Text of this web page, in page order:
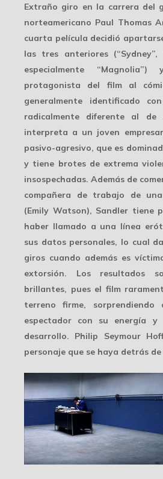
Extraño giro en la carrera del
norteamericano Paul Thomas
cuarta película decidió
las tres anteriores
especialmente
protagonista del film al
generalmente identificado
radicalmente diferente al de
interpreta a un joven
pasivo-agresivo, que es
y tiene brotes de extrema
insospechadas. Además de
compañera de trabajo de
(Emily Watson), Sandler tiene
haber llamado a una línea
sus datos personales, lo cual
giros cuando además es
extorsión. Los resultados
brillantes, pues el film
terreno firme, sorprendiendo
espectador con su energía
desarrollo. Philip Seymour
personaje que se haya detrás